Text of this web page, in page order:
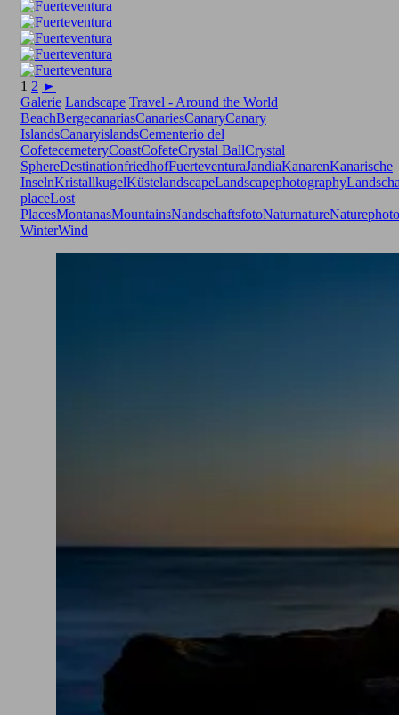
1 2 ►
Galerie Landscape Travel - Around the World
BeachBergecanariasCanariesCanaryCanary
IslandsCanaryislandsCementerio del
CofetecemeteryCoastCofeteCrystal BallCrystal
SphereDestinationfriedhofFuerteventuraJandiaKanarenKanarische
InselnKristallkugelKüstelandscapeLandscapephotography
placeLost
PlacesMontanasMountainsNandschaftsfotoNaturnature
WinterWind